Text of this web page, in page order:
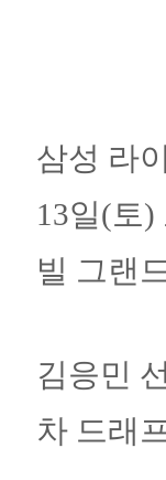
삼성 라
13일(토)
빌 그랜
김응민
차 드래